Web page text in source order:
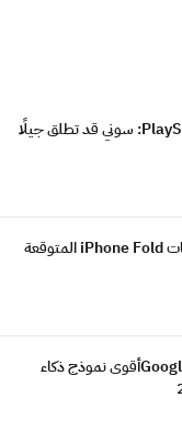
تسريبات قوية حول PlayStation 6: سوني قد تطلق جيلًا
الآيفون القابل للطي | مواصفات iPhone Fold المتوقعة
تقرير شامل عن Google Gemini 3أقوى نموذج ذكاء